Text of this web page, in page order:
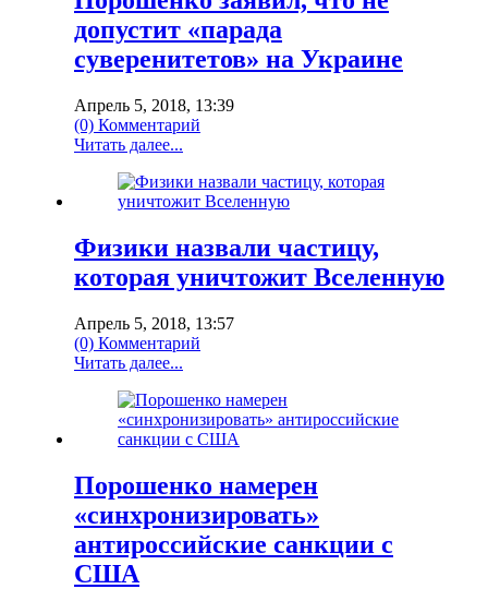
допустит «парада
суверенитетов» на Украине
Апрель 5, 2018, 13:39
(0) Комментарий
Читать далее...
Физики назвали частицу,
которая уничтожит Вселенную
Апрель 5, 2018, 13:57
(0) Комментарий
Читать далее...
Порошенко намерен
«синхронизировать»
антироссийские санкции с
США